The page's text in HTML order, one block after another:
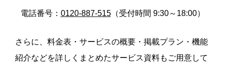
電話番号： 0120-887-515（受付時間 9:30～18:00）
さらに、料金表・サービスの概要・掲載プラン・機能
紹介などを詳しくまとめたサービス資料もご用意して